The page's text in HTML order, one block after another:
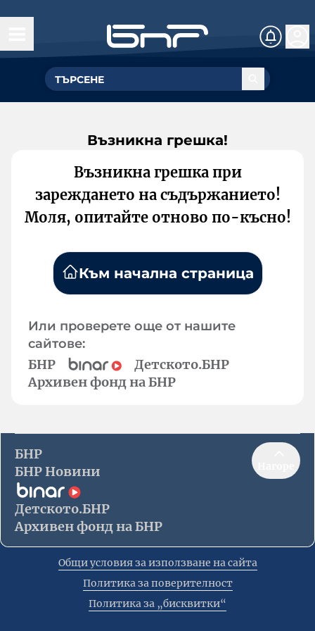
Възникна грешка!
Възникна грешка при
зареждането на съдържанието!
Моля, опитайте отново по-късно!
Към начална страница
Или проверете още от нашите
сайтове:
БНР
Детското.БНР
Архивен фонд на БНР
БНР
БНР Новини
Детското.БНР
Архивен фонд на БНР
Общи условия за използване на сайта
Политика за поверителност
Политика за „бисквитки“